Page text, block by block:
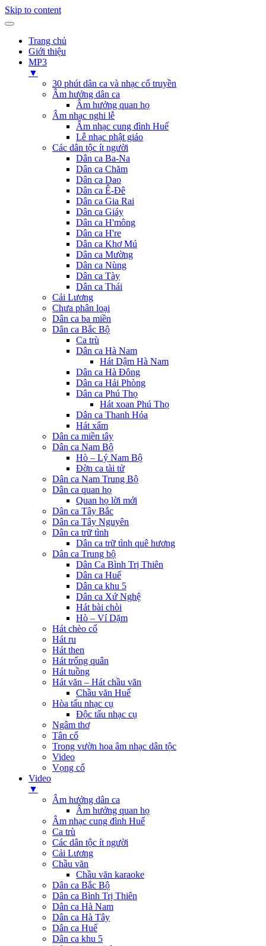
Skip to content
Trang chủ
Giới thiệu
MP3
▼
30 phút dân ca và nhạc cổ truyền
Âm hưởng dân ca
Âm hưởng quan họ
Âm nhạc nghi lễ
Âm nhạc cung đình Huế
Lễ nhạc phật giáo
Các dân tộc ít người
Dân ca Ba-Na
Dân ca Chăm
Dân ca Dao
Dân ca Ê-Đê
Dân ca Gia Rai
Dân ca Giáy
Dân ca H'mông
Dân ca H're
Dân ca Khơ Mú
Dân ca Mường
Dân ca Nùng
Dân ca Tày
Dân ca Thái
Cải Lương
Chưa phân loại
Dân ca ba miền
Dân ca Bắc Bộ
Ca trù
Dân ca Hà Nam
Hát Dậm Hà Nam
Dân ca Hà Đông
Dân ca Hải Phòng
Dân ca Phú Thọ
Hát xoan Phú Thọ
Dân ca Thanh Hóa
Hát xẩm
Dân ca miền tây
Dân ca Nam Bộ
Hò – Lý Nam Bộ
Đờn ca tài tử
Dân ca Nam Trung Bộ
Dân ca quan họ
Quan họ lời mới
Dân ca Tây Bắc
Dân ca Tây Nguyên
Dân ca trữ tình
Dân ca trữ tình quê hương
Dân ca Trung bộ
Dân Ca Bình Trị Thiên
Dân ca Huế
Dân ca khu 5
Dân ca Xứ Nghệ
Hát bài chòi
Hò – Ví Dặm
Hát chèo cổ
Hát ru
Hát then
Hát trống quân
Hát tuồng
Hát văn – Hát chầu văn
Chầu văn Huế
Hòa tấu nhạc cụ
Độc tấu nhạc cụ
Ngâm thơ
Tân cổ
Trong vườn hoa âm nhạc dân tộc
Video
Vọng cổ
Video
▼
Âm hưởng dân ca
Âm hưởng quan họ
Âm nhạc cung đình Huế
Ca trù
Các dân tộc ít người
Cải Lương
Chầu văn
Chầu văn karaoke
Dân ca Bắc Bộ
Dân ca Bình Trị Thiên
Dân ca Hà Nam
Dân ca Hà Tây
Dân ca Huế
Dân ca khu 5